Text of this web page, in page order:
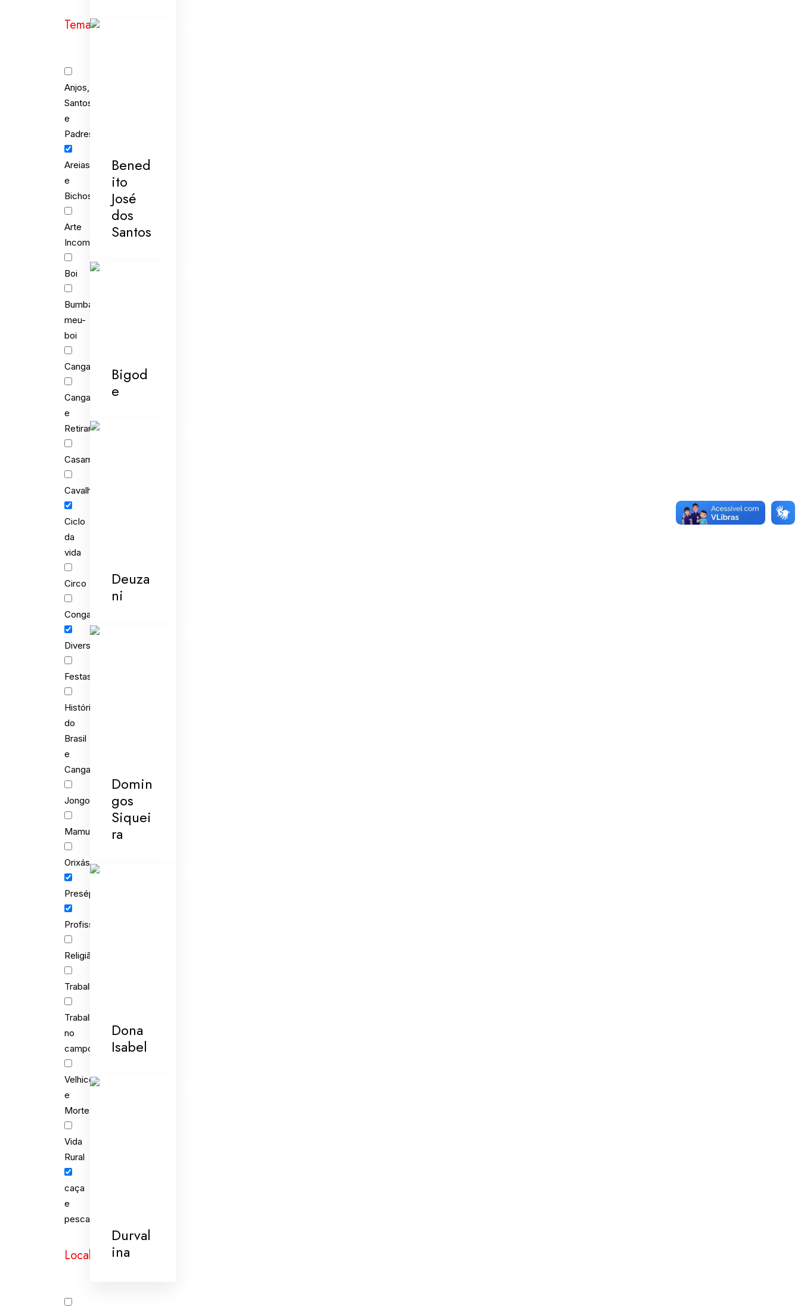
Temas
Anjos,
Santos
e
Padres
Areias
e
Bichos
Arte
Incomum
Boi
Bumba-
meu-
boi
Cangaceiros
Cangaceiros
e
Retirantes
Casamento
Cavalhada
Ciclo
da
vida
Circo
Congada
Diversões
Festas
História
do
Brasil
e
Cangaço
Jongo
Mamulengo
Orixás
Presépios
Profissões
Religião
Trabalho
Trabalho
no
campo
Velhice
e
Morte
Vida
Rural
caça
e
pesca
Localidades
Bened
ito
José
dos
Santos
Bigod
e
Deuza
ni
Domin
gos
Siquei
ra
Dona
Isabel
Durval
ina